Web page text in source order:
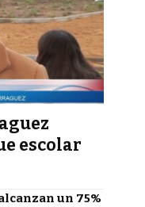
escolar
un 75%